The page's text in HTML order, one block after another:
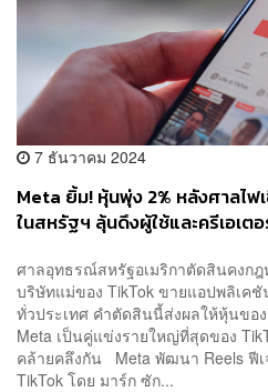
7 ธันวาคม 2024
Meta ยิ้ม! หุ้นพุ่ง 2% หลังศาลไ
ในสหรัฐฯ ลุ้นดึงผู้ใช้และครีเอเต
ศาลอุทธรณ์สหรัฐอเมริกาตัดสินคงกฎ
บริษัทแม่ของ TikTok ขายแอปพลิเค
ทั่วประเทศ คำตัดสินนี้ส่งผลให้หุ้นขอ
Meta เป็นคู่แข่งรายใหญ่ที่สุดของ
คล้ายคลึงกัน Meta พัฒนา Reels ฟี
TikTok โดย มาร์ก ซัก...